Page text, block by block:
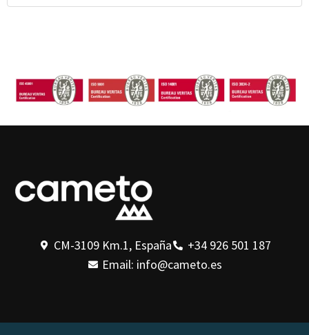
CM-3109 Km.1, España
+34 926 501 187
Email: info@cameto.es